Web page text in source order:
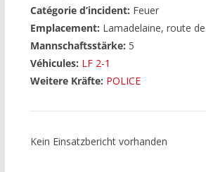
Catégorie d’incident: Feuer
Emplacement: Lamadelaine, route
Mannschaftsstärke: 5
Véhicules: LF 2-1
Weitere Kräfte: POLICE
Kein Einsatzbericht vorhanden